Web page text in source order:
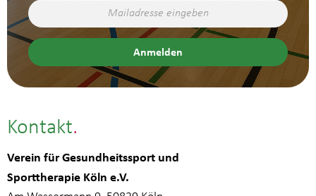
Kontakt
Verein für Gesundheitssport und
Sporttherapie Köln e.V.